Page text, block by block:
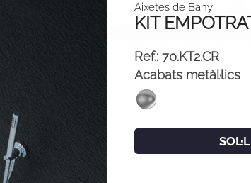
Aixetes de Bany
KIT
Ref.: 70.KT2.CR
Acabats metàl·lics